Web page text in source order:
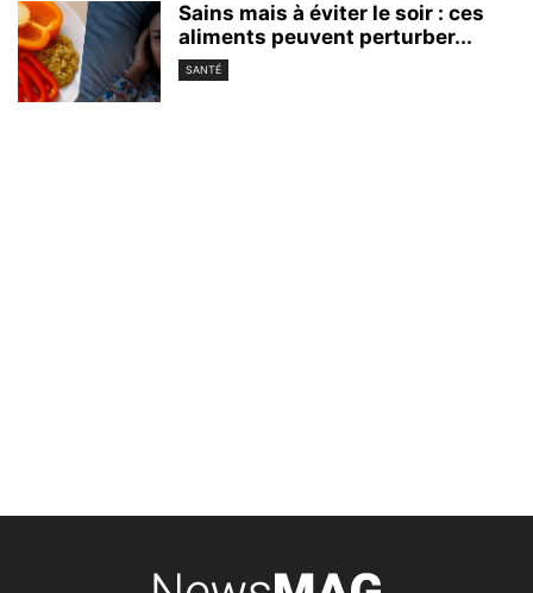
Sains mais à éviter le soir : ces
aliments peuvent perturber...
SANTÉ